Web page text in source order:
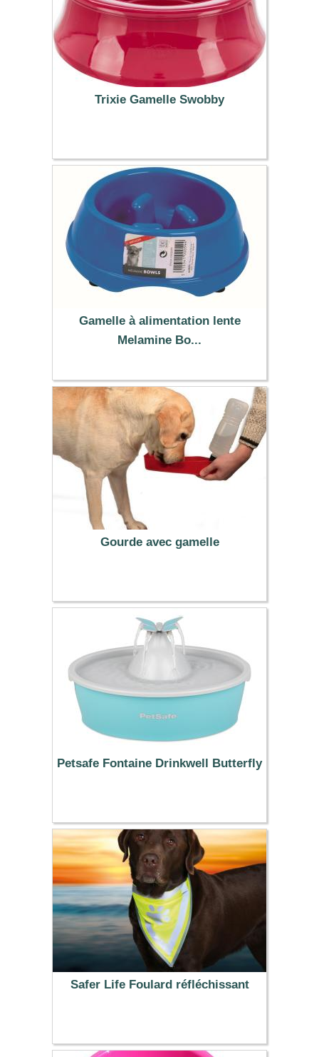
Trixie Gamelle Swobby
6.39 €
Gamelle à alimentation lente
Melamine Bo...
4.95 €
Gourde avec gamelle
3.99 €
Petsafe Fontaine Drinkwell Butterfly
34.90 €
Safer Life Foulard réfléchissant
3.99 €